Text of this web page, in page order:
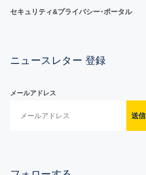
セキュリティ&プライバシー･ポータル
ニュースレター 登録
メールアドレス
送信